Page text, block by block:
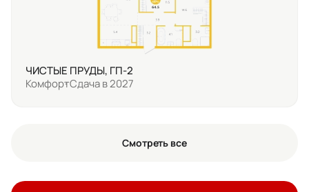
ЧИСТЫЕ ПРУДЫ, ГП-2
КомфортСдача в 2027
Смотреть все